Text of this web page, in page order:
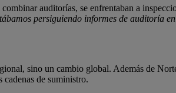
auditorías, se enfrentaban a
persiguiendo informes de auditoría
sino un cambio global. Además de
cadenas de suministro.